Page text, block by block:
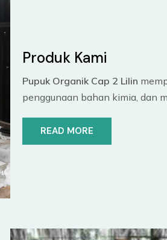
Produk Kami
Pupuk Organik Cap 2 Lilin
penggunaan bahan kimia, dan
READ MORE